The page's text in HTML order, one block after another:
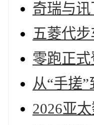
奇瑞与
五菱代
零跑正
从“手搓
2026亚